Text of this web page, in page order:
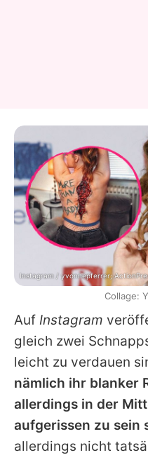
Auf Instagram
gleich zwei
leicht zu verdauen
nämlich ihr blanker
allerdings in der
aufgerissen zu sein
allerdings nicht
Instagram / yvonnepferrer;
Collage: